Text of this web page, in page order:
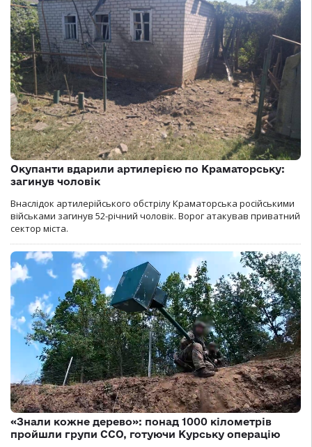
Окупанти вдарили артилерією по Краматорську:
загинув чоловік
Внаслідок артилерійського обстрілу Краматорська російськими
військами загинув 52-річний чоловік. Ворог атакував приватний
сектор міста.
«Знали кожне дерево»: понад 1000 кілометрів
пройшли групи ССО, готуючи Курську операцію